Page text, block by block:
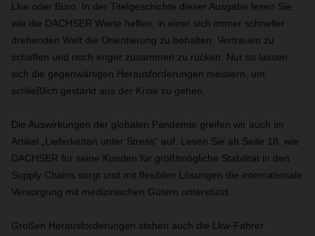
Lkw oder Büro. In der Titelgeschichte dieser Ausgabe lesen Sie,
wie die DACHSER Werte helfen, in einer sich immer schneller
drehenden Welt die Orientierung zu behalten, Vertrauen zu
schaffen und noch enger zusammen zu rücken. Nur so lassen
sich die gegenwärtigen Herausforderungen meistern, um
schließlich gestärkt aus der Krise zu gehen.
Die Auswirkungen der globalen Pandemie greifen wir auch im
Artikel „Lieferketten unter Stress“ auf. Lesen Sie ab Seite 18, wie
DACHSER für seine Kunden für größtmögliche Stabilität in den
Supply Chains sorgt und mit flexiblen Lösungen die internationale
Versorgung mit medizinischen Gütern unterstützt.
Großen Herausforderungen stehen auch die Lkw-Fahrer